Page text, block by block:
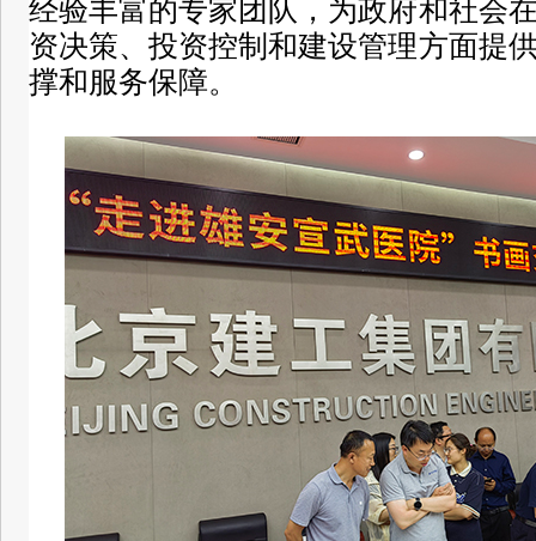
经验丰富的专家团队，为政府和社会
资决策、投资控制和建设管理方面提
撑和服务保障。